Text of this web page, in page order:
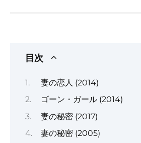
目次
妻の恋人 (2014)
ゴーン・ガール (2014)
妻の秘密 (2017)
妻の秘密 (2005)